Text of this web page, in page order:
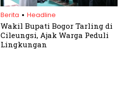
Berita . Headline
Wakil Bupati Bogor Tarling di
Cileungsi, Ajak Warga Peduli
Lingkungan